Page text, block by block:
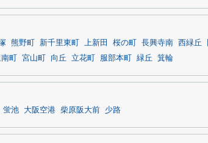
熊野町 新千里東町 上新田 桜の町 長興寺南 西緑丘
町 宮山町 向丘 立花町 服部本町 緑丘 箕輪
蛍池 大阪空港 柴原阪大前 少路